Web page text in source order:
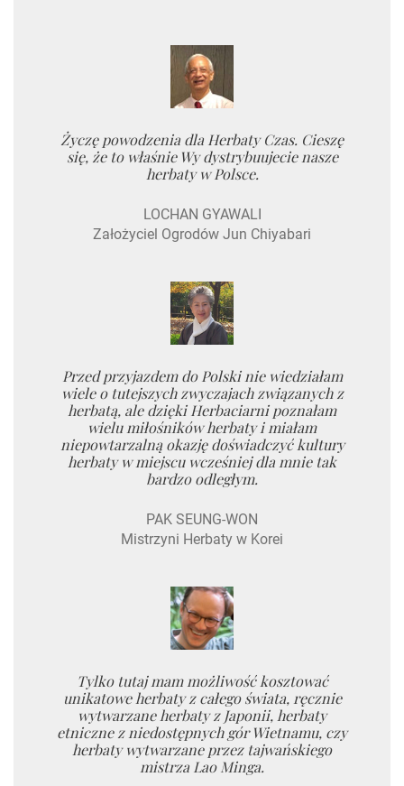
Życzę powodzenia dla Herbaty Czas. Cieszę
się, że to właśnie Wy dystrybuujecie nasze
herbaty w Polsce.
LOCHAN GYAWALI
Założyciel Ogrodów Jun Chiyabari
Przed przyjazdem do Polski nie wiedziałam
wiele o tutejszych zwyczajach związanych z
herbatą, ale dzięki Herbaciarni poznałam
wielu miłośników herbaty i miałam
niepowtarzalną okazję doświadczyć kultury
herbaty w miejscu wcześniej dla mnie tak
bardzo odległym.
PAK SEUNG-WON
Mistrzyni Herbaty w Korei
Tylko tutaj mam możliwość kosztować
unikatowe herbaty z całego świata, ręcznie
wytwarzane herbaty z Japonii, herbaty
etniczne z niedostępnych gór Wietnamu, czy
herbaty wytwarzane przez tajwańskiego
mistrza Lao Minga.